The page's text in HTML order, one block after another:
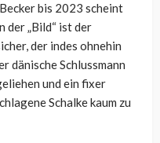
bis 2023 scheint
der „Bild“ ist der
der indes ohnehin
dänische Schlussmann
und ein fixer
Schalke kaum zu